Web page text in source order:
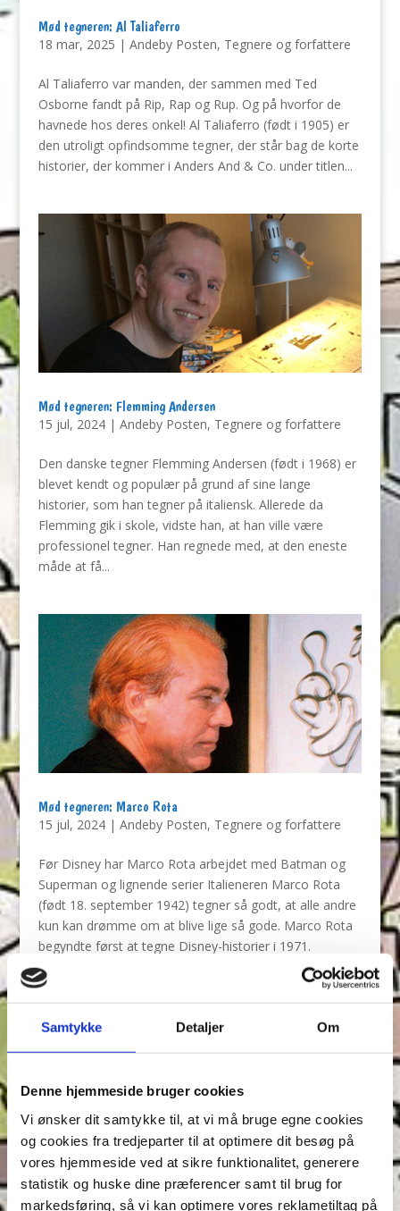
Samtykke Detaljer Om
Denne hjemmeside bruger cookies
Vi ønsker dit samtykke til, at vi må bruge egne cookies
og cookies fra tredjeparter til at optimere dit besøg på
vores hjemmeside ved at sikre funktionalitet, generere
statistik og huske dine præferencer samt til brug for
markedsføring, så vi kan optimere vores reklametiltag på
Mød tegneren: Al Taliaferro
18 mar, 2025 | Andeby Posten, Tegnere og forfattere
Al Taliaferro var manden, der sammen med Ted
Osborne fandt på Rip, Rap og Rup. Og på hvorfor de
havnede hos deres onkel! Al Taliaferro (født i 1905) er
den utroligt opfindsomme tegner, der står bag de korte
historier, der kommer i Anders And & Co. under titlen...
Mød tegneren: Flemming Andersen
15 jul, 2024| Andeby Posten, Tegnere og forfattere
Den danske tegner Flemming Andersen (født i 1968) er
blevet kendt og populær på grund af sine lange
historier, som han tegner på italiensk. Allerede da
Flemming gik i skole, vidste han, at han ville være
professionel tegner. Han regnede med, at den eneste
måde at få...
Mød tegneren: Marco Rota
15 jul, 2024| Andeby Posten, Tegnere og forfattere
Før Disney har Marco Rota arbejdet med Batman og
Superman og lignende serier Italieneren Marco Rota
(født 18. september 1942) tegner så godt, at alle andre
kun kan drømme om at blive lige så gode. Marco Rota
begyndte først at tegne Disney-historier i 1971.
Tidligere...
Mød legenden: Walt Disney